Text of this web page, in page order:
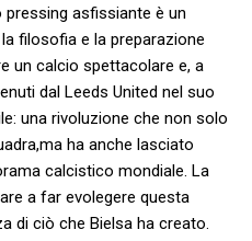
asfissiante è un
filosofia e la preparazione
un calcio spettacolare e, a
dal Leeds United nel suo
una ‌rivoluzione che non⁤ solo
ha anche lasciato
calcistico mondiale. La
a far evolegere questa
di ciò che Bielsa ha⁢ creato.